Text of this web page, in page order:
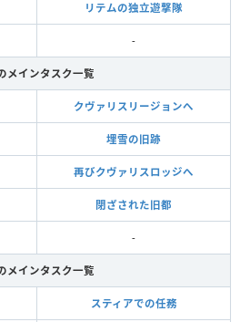
リテムの独立遊撃隊
-
メインタスク一覧
クヴァリスリージョンへ
埋雪の旧跡
再びクヴァリスロッジへ
閉ざされた旧都
-
メインタスク一覧
スティアでの任務